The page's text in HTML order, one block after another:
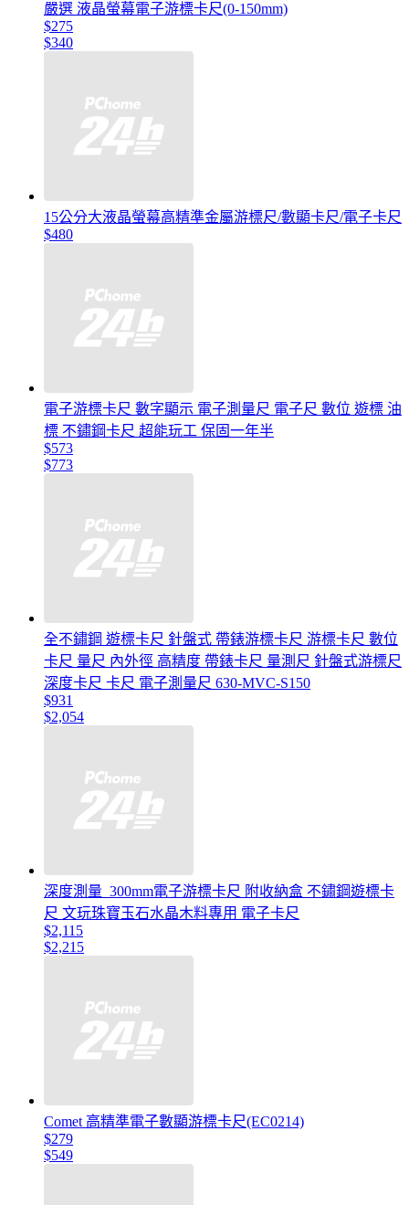
嚴選 液晶螢幕電子游標卡尺(0-150mm)
$275
$340
15公分大液晶螢幕高精準金屬游標尺/數顯卡尺/電子卡尺
$480
電子游標卡尺 數字顯示 電子測量尺 電子尺 數位 遊標 油
標 不鏽鋼卡尺 超能玩工 保固一年半
$573
$773
全不鏽鋼 遊標卡尺 針盤式 帶錶游標卡尺 游標卡尺 數位
卡尺 量尺 內外徑 高精度 帶錶卡尺 量測尺 針盤式游標尺
深度卡尺 卡尺 電子測量尺 630-MVC-S150
$931
$2,054
深度測量 300mm電子游標卡尺 附收納盒 不鏽鋼遊標卡
尺 文玩珠寶玉石水晶木料專用 電子卡尺
$2,115
$2,215
Comet 高精準電子數顯游標卡尺(EC0214)
$279
$549